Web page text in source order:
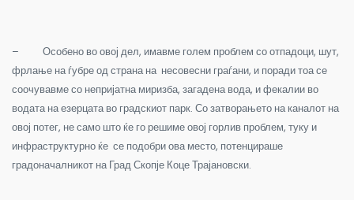
– Особено во овој дел, имавме голем проблем со отпадоци, шут,
фрлање на ѓубре од страна на несовесни граѓани, и поради тоа се
соочувавме со непријатна миризба, загадена вода, и фекалии во
водата на езерцата во градскиот парк. Со затворањето на каналот на
овој потег, не само што ќе го решиме овој горлив проблем, туку и
инфраструктурно ќе се подобри ова место, потенцираше
градоначалникот на Град Скопје Коце Трајановски.